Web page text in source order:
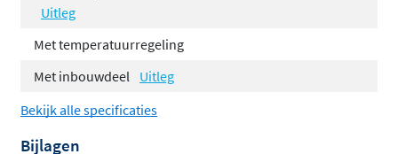
Inbouwdeel niet inbegrepen
Cobber X: stoer en functioneel
De Cobber X collectie
Uitleg
Met temperatuurregeling
Met inbouwdeel Uitleg
Bekijk alle specificaties
Bijlagen